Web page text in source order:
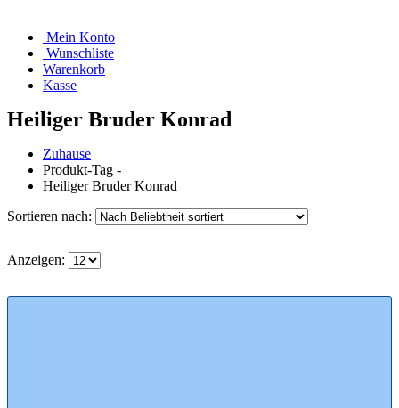
Mein Konto
Wunschliste
Warenkorb
Kasse
Heiliger Bruder Konrad
Zuhause
Produkt-Tag -
Heiliger Bruder Konrad
Sortieren nach:
Anzeigen: